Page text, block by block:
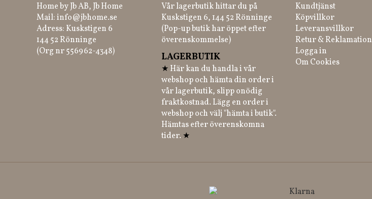
Home by Jb AB, Jb Home
Mail:info@jbhome.se
Adress: Kuskstigen 6
144 52 Rönninge
(Org nr 556962-4348)
Vår lagerbutik hittar du på
Kuskstigen 6, 144 52 Rönninge
(Pop-up butik har öppet efter
överenskommelse)
LAGERBUTIK
★ Här kan du handla i vår
webshop och hämta din order i
vår lagerbutik, slipp onödig
fraktkostnad. Lägg en order i
webshop och välj "hämta i butik".
Hämtas efter överenskomna
tider. ★
Kundtjänst
Köpvillkor
Leveransvillkor
Retur & Reklamation
Logga in
Om Cookies